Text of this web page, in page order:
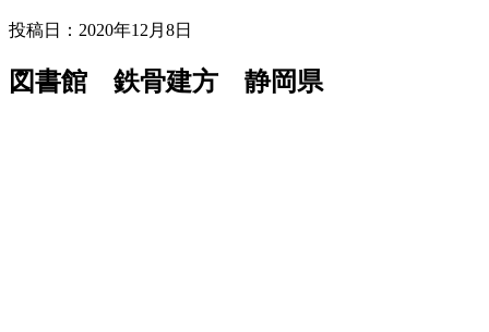
投稿日：2020年12月8日
図書館 鉄骨建方 静岡県